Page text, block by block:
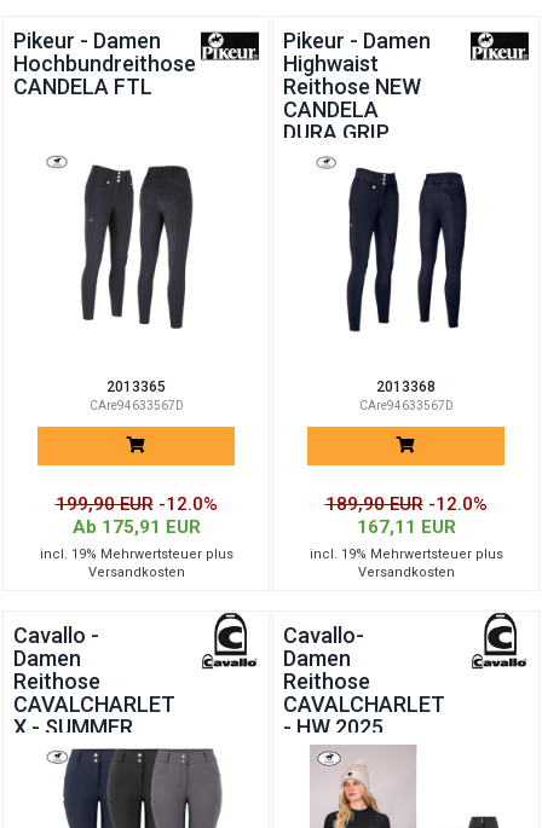
Pikeur - Damen
Hochbundreithose
CANDELA FTL
2013365
CAre94633567D
199,90 EUR -12.0%
Ab 175,91 EUR
incl. 19% Mehrwertsteuer plus
Versandkosten
Pikeur - Damen
Highwaist
Reithose NEW
CANDELA
DURA GRIP
2013368
CAre94633567D
189,90 EUR -12.0%
167,11 EUR
incl. 19% Mehrwertsteuer plus
Versandkosten
Cavallo -
Damen
Reithose
CAVALCHARLET
X - SUMMER
2026
Cavallo-
Damen
Reithose
CAVALCHARLET
- HW 2025